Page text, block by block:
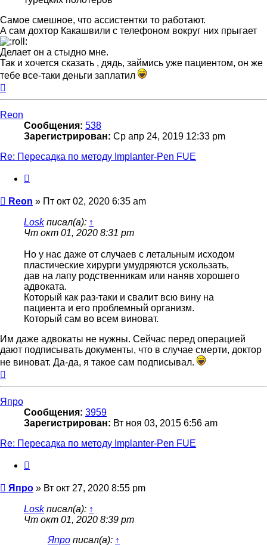
Самое смешное, что ассистентки то работают.
А сам дохтор Какашвили с телефоном вокруг них прыгает
Делает он а стыдно мне.
Так и хочется сказать , дядь, займись уже пациентом, он же
тебе все-таки деньги заплатил
Reon
Сообщения: 538
Зарегистрирован: Ср апр 24, 2019 12:33 pm
Re: Пересадка по методу Implanter-Pen FUE
Сообщение
Reon » Пт окт 02, 2020 6:35 am
Loskписал(а): ↑
Чт окт 01, 2020 8:31 pm
Но у нас даже от случаев с летальным исходом
пластические хирурги умудряются ускользать,
дав на лапу родственникам или наняв хорошего
адвоката.
Который как раз-таки и свалит всю вину на
пациента и его проблемный организм.
Который сам во всем виноват.
Им даже адвокаты не нужны. Сейчас перед операцией
дают подписывать документы, что в случае смерти, доктор
не виноват. Да-да, я такое сам подписывал.
Япро
Сообщения: 3959
Зарегистрирован: Вт ноя 03, 2015 6:56 am
Re: Пересадка по методу Implanter-Pen FUE
Сообщение
Япро » Вт окт 27, 2020 8:55 pm
Loskписал(а): ↑
Чт окт 01, 2020 8:39 pm
Япро писал(а): ↑